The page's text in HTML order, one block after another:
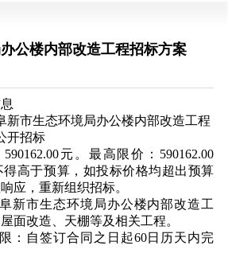
公楼内部改造工程招标方案
新市生态环境局办公楼内部改造工程
开招标
590162.00元。最高限价：590162.00
高于预算，如投标价格均超出预算
应，重新组织招标。
新市生态环境局办公楼内部改造工
面改造、天棚等及相关工程。
： 自签订合同之日起60日历天内完